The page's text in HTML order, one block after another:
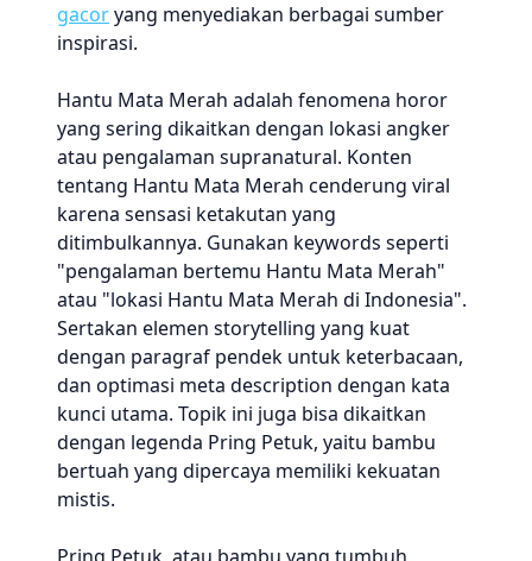
gacoryang menyediakan berbagai sumber
inspirasi.
Hantu Mata Merah adalah fenomena horor
yang sering dikaitkan dengan lokasi angker
atau pengalaman supranatural. Konten
tentang Hantu Mata Merah cenderung viral
karena sensasi ketakutan yang
ditimbulkannya. Gunakan keywords seperti
"pengalaman bertemu Hantu Mata Merah"
atau "lokasi Hantu Mata Merah di Indonesia".
Sertakan elemen storytelling yang kuat
dengan paragraf pendek untuk keterbacaan,
dan optimasi meta description dengan kata
kunci utama. Topik ini juga bisa dikaitkan
dengan legenda Pring Petuk, yaitu bambu
bertuah yang dipercaya memiliki kekuatan
mistis.